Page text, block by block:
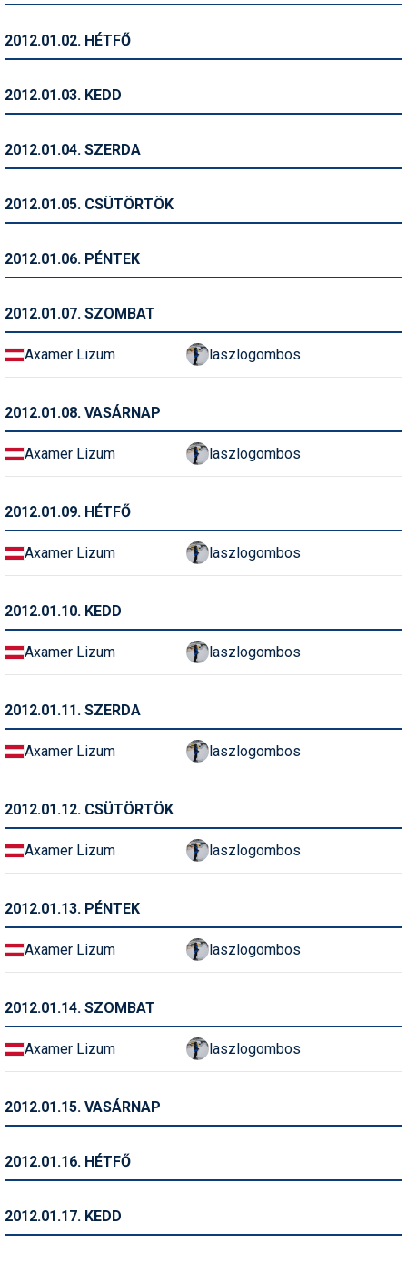
Ingatlan
Kerékpár
Magazinok
Olvasnivaló
Pályázatok
Portálinfo
Síbérletárak
Sífutás
Síléc
Símánia
Síruházat
Síszerviz
Síugrás
Snowboardfelszerelés
Szakértők
Szánkó
Telemark
Téli sportok
2012.01.02. HÉTFŐ
2012.01.03. KEDD
2012.01.04. SZERDA
2012.01.05. CSÜTÖRTÖK
2012.01.06. PÉNTEK
2012.01.07. SZOMBAT
Axamer Lizum laszlogombos
2012.01.08. VASÁRNAP
Axamer Lizum laszlogombos
2012.01.09. HÉTFŐ
Axamer Lizum laszlogombos
2012.01.10. KEDD
Axamer Lizum laszlogombos
2012.01.11. SZERDA
Axamer Lizum laszlogombos
2012.01.12. CSÜTÖRTÖK
Axamer Lizum laszlogombos
2012.01.13. PÉNTEK
Axamer Lizum laszlogombos
2012.01.14. SZOMBAT
Axamer Lizum laszlogombos
2012.01.15. VASÁRNAP
2012.01.16. HÉTFŐ
2012.01.17. KEDD